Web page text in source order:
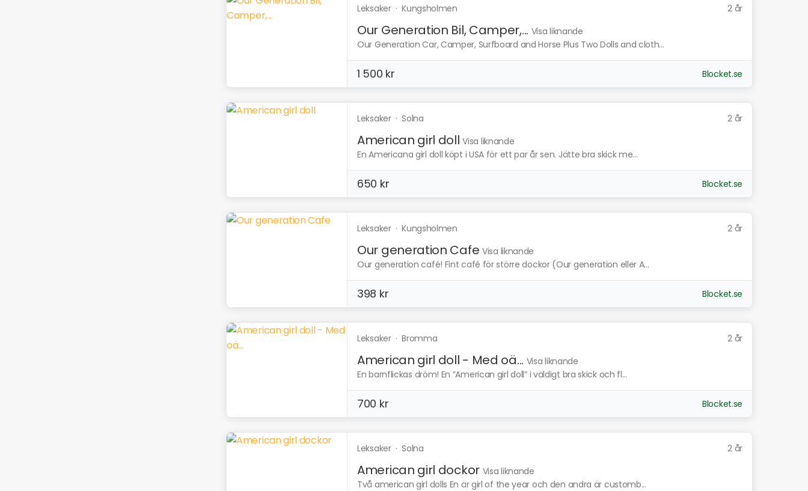
Leksaker·Kungsholmen 2 år
Our Generation Bil, Camper,... Visa liknande
Our Generation Car, Camper, Surfboard and Horse Plus Two Dolls and cloth...
1 500 kr Blocket.se
Leksaker·Solna 2 år
American girl doll Visa liknande
En Americana girl doll köpt i USA för ett par år sen. Jätte bra skick me...
650 kr Blocket.se
Leksaker·Kungsholmen 2 år
Our generation Cafe Visa liknande
Our generation café! Fint café för större dockor (Our generation eller A...
398 kr Blocket.se
Leksaker·Bromma 2 år
American girl doll - Med oä... Visa liknande
En barnflickas dröm! En ”American girl doll” i väldigt bra skick och fl...
700 kr Blocket.se
Leksaker·Solna 2 år
American girl dockor Visa liknande
Två american girl dolls En är girl of the year och den andra är customb...